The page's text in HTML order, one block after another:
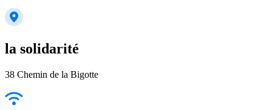
la solidarité
38 Chemin de la Bigotte